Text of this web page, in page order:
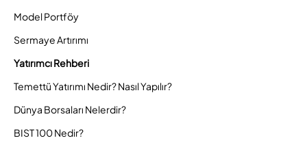
Model Portföy
Sermaye Artırımı
Yatırımcı Rehberi
Temettü Yatırımı Nedir? Nasıl Yapılır?
Dünya Borsaları Nelerdir?
BIST 100 Nedir?